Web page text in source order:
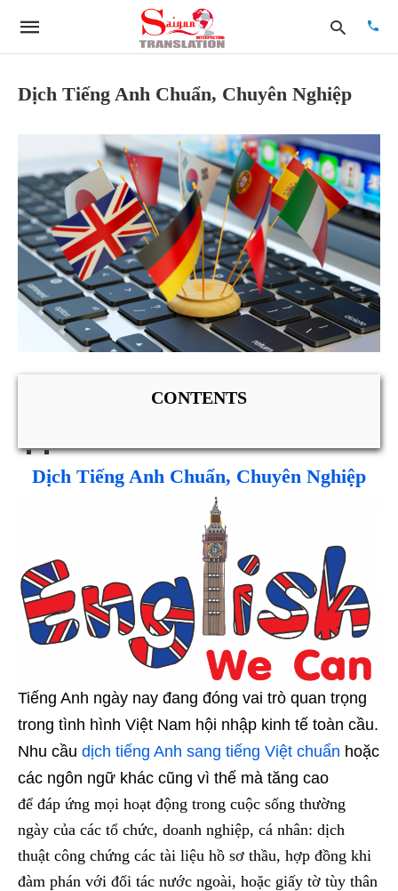
Type
your
query
and
hit
enter:
Dịch Tiếng Anh Chuẩn, Chuyên Nghiệp
CONTENTS
Dịch Tiếng Anh Chuẩn, Chuyên Nghiệp
Tiếng Anh ngày nay đang đóng vai trò quan trọng
trong tình hình Việt Nam hội nhập kinh tế toàn cầu.
Nhu cầu dịch tiếng Anh sang tiếng Việt chuẩn hoặc
các ngôn ngữ khác cũng vì thế mà tăng cao
để đáp ứng mọi hoạt động trong cuộc sống thường
ngày của các tổ chức, doanh nghiệp, cá nhân: dịch
thuật công chứng các tài liệu hồ sơ thầu, hợp đồng khi
đàm phán với đối tác nước ngoài, hoặc giấy tờ tùy thân